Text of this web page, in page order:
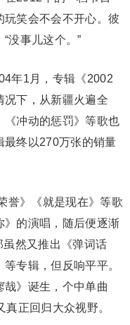
玩笑会不会不开心。彼
没事儿这个。”
年1月，专辑《2002
况下，从新疆火遍全
《冲动的惩罚》等歌也
最终以270万张的销量
誉》《就是现在》等歌
》的演唱，随后便逐渐
然又推出《弹词话
专辑，但反响平平。
》诞生，个中单曲
真正回归大众视野。